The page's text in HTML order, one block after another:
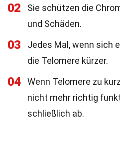
02
Sie schützen die
und Schäden.
03
Jedes Mal, wenn sich
die Telomere kürzer.
04
Wenn Telomere zu
nicht mehr richtig
schließlich ab.